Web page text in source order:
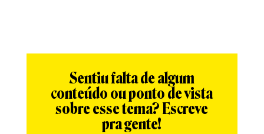
Sentiu falta de algum
conteúdo ou ponto de vista
sobre esse tema? Escreve
pra gente!